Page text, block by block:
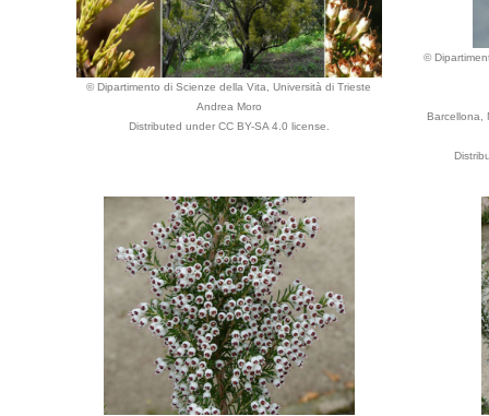
© Dipartimento di Scienze della Vita, Università di Trieste
Andrea Moro
Distributed under CC BY-SA 4.0 license.
©
Barcellona,